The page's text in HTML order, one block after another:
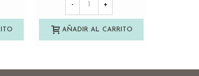
- +
AÑADIR AL CARRITO